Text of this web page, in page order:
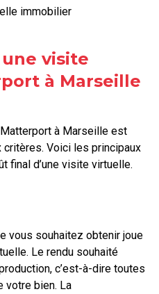
visite
à Marseille
à Marseille est
Voici les principaux
final d’une visite virtuelle.
vous souhaitez obtenir joue
Le rendu souhaité
c’est-à-dire toutes
votre bien. La